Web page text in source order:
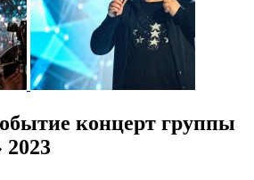
концерт группы
2023